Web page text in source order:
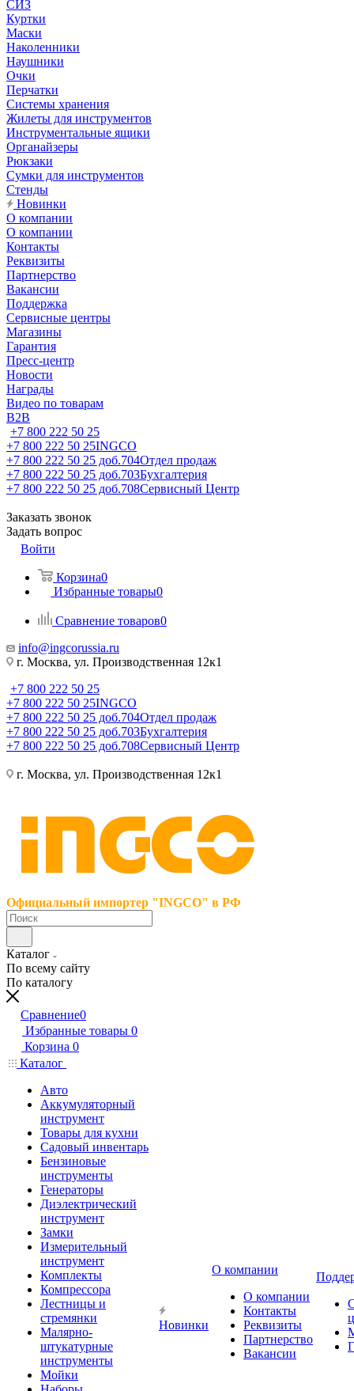
СИЗ
Куртки
Маски
Наколенники
Наушники
Очки
Перчатки
Системы хранения
Жилеты для инструментов
Инструментальные ящики
Органайзеры
Рюкзаки
Сумки для инструментов
Стенды
Новинки
О компании
О компании
Контакты
Реквизиты
Партнерство
Вакансии
Поддержка
Сервисные центры
Магазины
Гарантия
Пресс-центр
Новости
Награды
Видео по товарам
B2B
+7 800 222 50 25
+7 800 222 50 25INGCO
+7 800 222 50 25 доб.704Отдел продаж
+7 800 222 50 25 доб.703Бухгалтерия
+7 800 222 50 25 доб.708Сервисный Центр
Заказать звонок
Задать вопрос
Войти
Корзина0
Избранные товары0
Сравнение товаров0
info@ingcorussia.ru
г. Москва, ул. Производственная 12к1
+7 800 222 50 25
+7 800 222 50 25INGCO
+7 800 222 50 25 доб.704Отдел продаж
+7 800 222 50 25 доб.703Бухгалтерия
+7 800 222 50 25 доб.708Сервисный Центр
г. Москва, ул. Производственная 12к1
Официальный импортер "INGCO" в РФ
Каталог
По всему сайту
По каталогу
Сравнение0
Избранные товары 0
Корзина 0
Каталог
Авто
Аккумуляторный
инструмент
Товары для кухни
Садовый инвентарь
Бензиновые
инструменты
Генераторы
Диэлектрический
инструмент
Замки
Измерительный
инструмент
Комплекты
Компрессора
Лестницы и
стремянки
Малярно-
штукатурные
инструменты
Мойки
Новинки
О компании
О компании
Контакты
Реквизиты
Партнерство
Вакансии